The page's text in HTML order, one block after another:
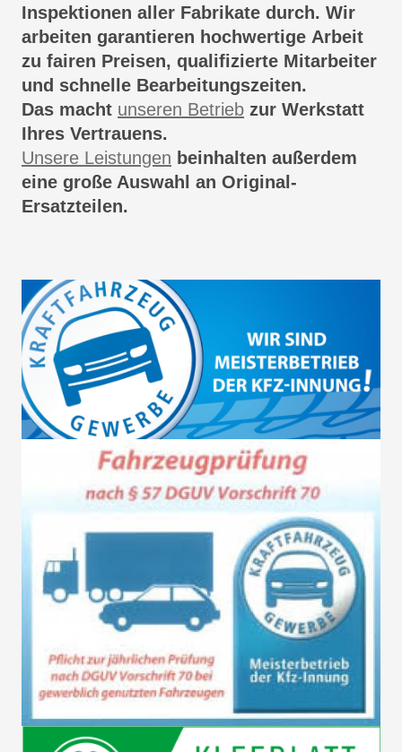
Inspektionen aller Fabrikate durch. Wir
arbeiten garantieren hochwertige Arbeit
zu fairen Preisen, qualifizierte Mitarbeiter
und schnelle Bearbeitungszeiten.
Das macht unseren Betrieb zur Werkstatt
Ihres Vertrauens.
Unsere Leistungen beinhalten außerdem
eine große Auswahl an Original-
Ersatzteilen.